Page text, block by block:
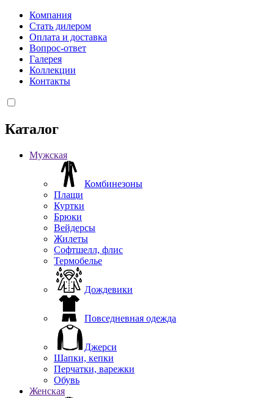
Компания
Стать дилером
Оплата и доставка
Вопрос-ответ
Галерея
Коллекции
Контакты
Каталог
Мужская
Комбинезоны
Плащи
Куртки
Брюки
Вейдерсы
Жилеты
Софтшелл, флис
Термобелье
Дождевики
Повседневная одежда
Джерси
Шапки, кепки
Перчатки, варежки
Обувь
Женская